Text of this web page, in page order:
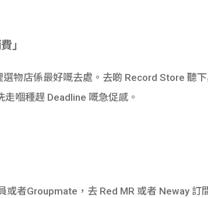
」
物店係最好嘅去處。去啲 Record Store 聽
走嗰種趕 Deadline 嘅急促感。
者Groupmate，去 Red MR 或者 Neway 訂